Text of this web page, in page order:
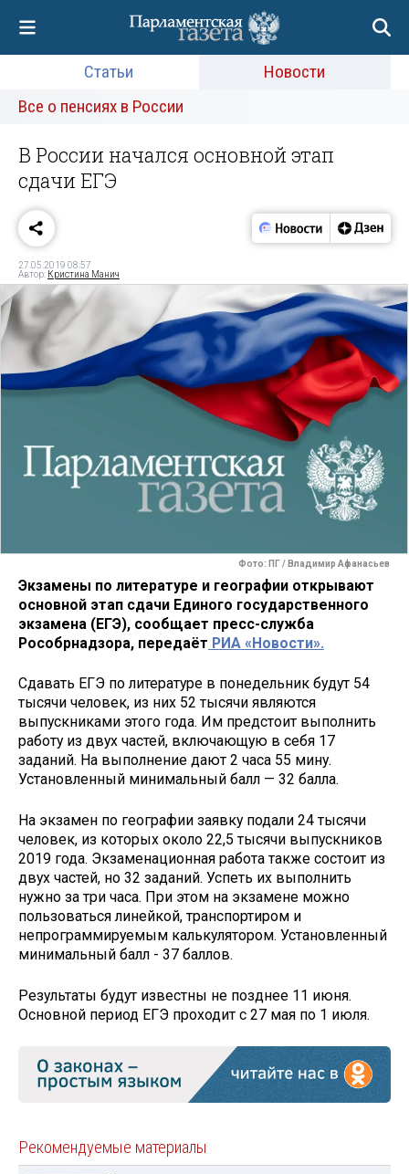
Статьи
Новости
Все о пенсиях в России
В России начался основной этап
сдачи ЕГЭ
27.05.2019 08:57
Автор: Кристина Манич
Фото: ПГ / Владимир Афанасьев
Экзамены по литературе и географии открывают
основной этап сдачи Единого государственного
экзамена (ЕГЭ), сообщает пресс-служба
Рособрнадзора, передаёт РИА «Новости».
Сдавать ЕГЭ по литературе в понедельник будут 54
тысячи человек, из них 52 тысячи являются
выпускниками этого года. Им предстоит выполнить
работу из двух частей, включающую в себя 17
заданий. На выполнение дают 2 часа 55 мину.
Установленный минимальный балл — 32 балла.
На экзамен по географии заявку подали 24 тысячи
человек, из которых около 22,5 тысячи выпускников
2019 года. Экзаменационная работа также состоит из
двух частей, но 32 заданий. Успеть их выполнить
нужно за три часа. При этом на экзамене можно
пользоваться линейкой, транспортиром и
непрограммируемым калькулятором. Установленный
минимальный балл - 37 баллов.
Результаты будут известны не позднее 11 июня.
Основной период ЕГЭ проходит с 27 мая по 1 июля.
Рекомендуемые материалы